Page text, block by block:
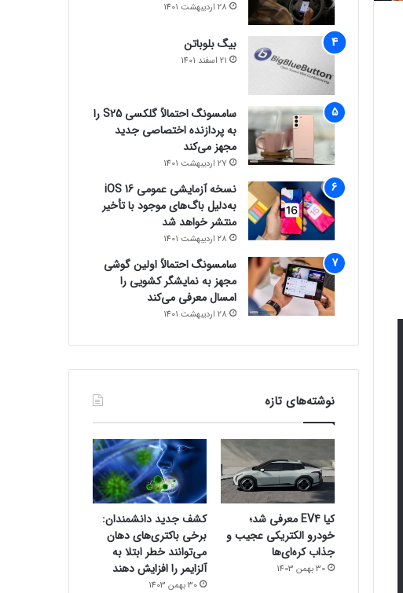
28 اردیبهشت 1401
بیگ بلوباتن
21 اسفند 1401
سامسونگ احتمالاً گلکسی S25 را
به پردازنده اختصاصی جدید
مجهز می‌کند
27 اردیبهشت 1401
نسخه آزمایشی عمومی iOS 16
به‌دلیل باگ‌های موجود با تأخیر
منتشر خواهد شد
28 اردیبهشت 1401
سامسونگ احتمالاً اولین گوشی
مجهز به نمایشگر کشویی را
امسال معرفی می‌کند
28 اردیبهشت 1401
نوشته‌های تازه
کیا EV4 معرفی شد؛
خودرو الکتریکی عجیب و
جذاب کره‌ای‌ها
30 بهمن 1403
کشف جدید دانشمندان:
برخی باکتری‌های دهان
می‌توانند خطر ابتلا به
آلزایمر را افزایش دهند
30 بهمن 1403